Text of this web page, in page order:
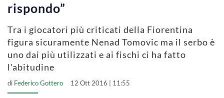
rispondo”
Tra i giocatori più criticati della Fiorentina
figura sicuramente Nenad Tomovic ma il serbo è
uno dai più utilizzati e ai fischi ci ha fatto
l'abitudine
di Federico Gottero 12 Ott 2016 | 11:55